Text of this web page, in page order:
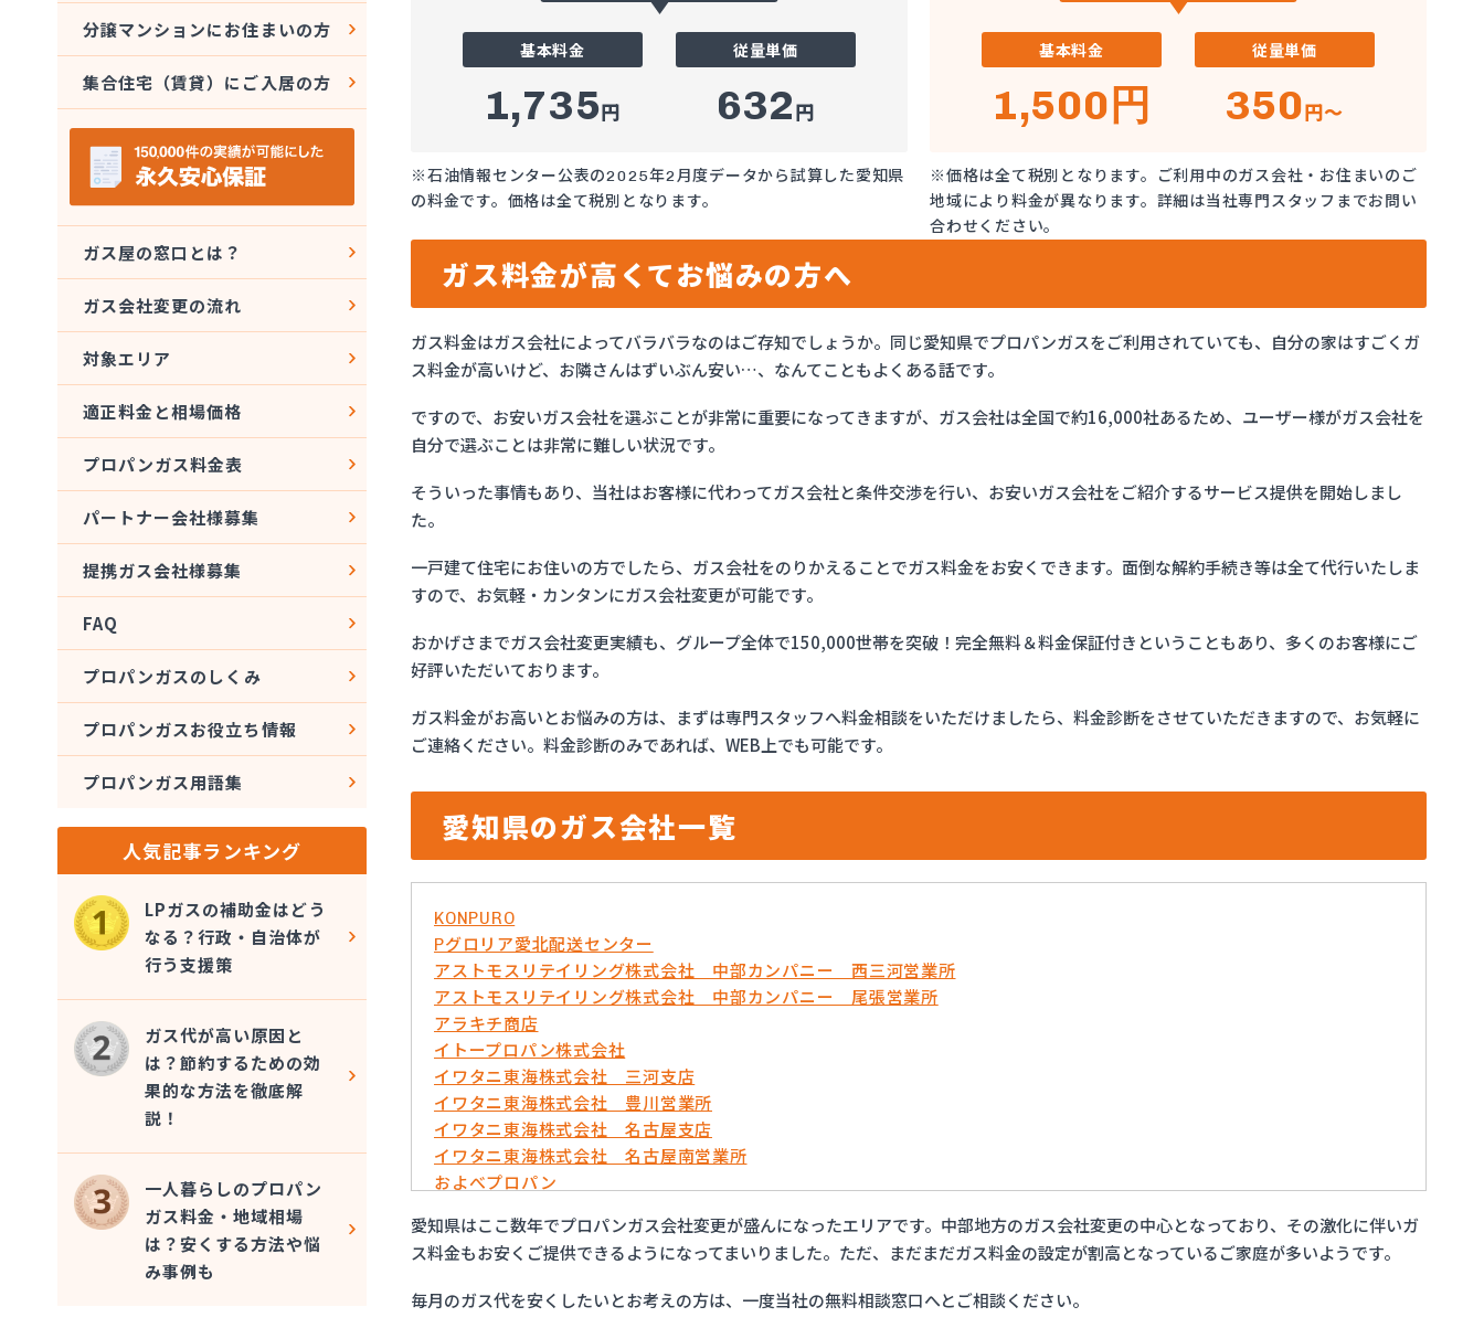
基本料金
1,735円
従量単価
632円
※石油情報センター公表の2025年2月度データから試算した愛知県
の料金です。価格は全て税別となります。
基本料金
1,500円
従量単価
350円～
※価格は全て税別となります。ご利用中のガス会社・お住まいのご
地域により料金が異なります。詳細は当社専門スタッフまでお問い
合わせください。
ガス料金が高くてお悩みの方へ
ガス料金はガス会社によってバラバラなのはご存知でしょうか。同じ愛知県でプロパンガスをご利用されていても、自分の家はすごくガ
ス料金が高いけど、お隣さんはずいぶん安い…、なんてこともよくある話です。
ですので、お安いガス会社を選ぶことが非常に重要になってきますが、ガス会社は全国で約16,000社あるため、ユーザー様がガス会社を
自分で選ぶことは非常に難しい状況です。
そういった事情もあり、当社はお客様に代わってガス会社と条件交渉を行い、お安いガス会社をご紹介するサービス提供を開始しまし
た。
一戸建て住宅にお住いの方でしたら、ガス会社をのりかえることでガス料金をお安くできます。面倒な解約手続き等は全て代行いたしま
すので、お気軽・カンタンにガス会社変更が可能です。
おかげさまでガス会社変更実績も、グループ全体で150,000世帯を突破！完全無料＆料金保証付きということもあり、多くのお客様にご
好評いただいております。
ガス料金がお高いとお悩みの方は、まずは専門スタッフへ料金相談をいただけましたら、料金診断をさせていただきますので、お気軽に
ご連絡ください。料金診断のみであれば、WEB上でも可能です。
愛知県のガス会社一覧
KONPURO
Pグロリア愛北配送センター
アストモスリテイリング株式会社 中部カンパニー 西三河営業所
アストモスリテイリング株式会社 中部カンパニー 尾張営業所
アラキチ商店
イトープロパン株式会社
イワタニ東海株式会社 三河支店
イワタニ東海株式会社 豊川営業所
イワタニ東海株式会社 名古屋支店
イワタニ東海株式会社 名古屋南営業所
およべプロパン
ガステックサービス株式会社 安城営業所
ガステックサービス株式会社 西三河支店
ガステックサービス株式会社 岡崎営業所
ガステックサービス株式会社 蒲郡営業所
愛知県はここ数年でプロパンガス会社変更が盛んになったエリアです。中部地方のガス会社変更の中心となっており、その激化に伴いガ
ス料金もお安くご提供できるようになってまいりました。ただ、まだまだガス料金の設定が割高となっているご家庭が多いようです。
毎月のガス代を安くしたいとお考えの方は、一度当社の無料相談窓口へとご相談ください。
分譲マンションにお住まいの方
集合住宅（賃貸）にご入居の方
ガス屋の窓口とは？
ガス会社変更の流れ
対象エリア
適正料金と相場価格
プロパンガス料金表
パートナー会社様募集
提携ガス会社様募集
FAQ
プロパンガスのしくみ
プロパンガスお役立ち情報
プロパンガス用語集
人気記事ランキング
LPガスの補助金はどう
なる？行政・自治体が
行う支援策
ガス代が高い原因と
は？節約するための効
果的な方法を徹底解
説！
一人暮らしのプロパン
ガス料金・地域相場
は？安くする方法や悩
み事例も